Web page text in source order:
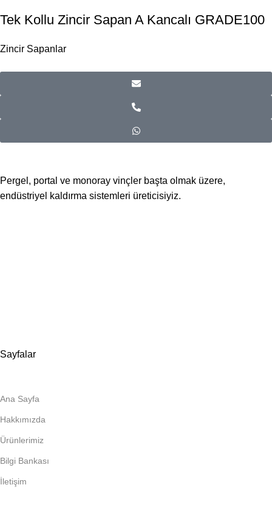
Tek Kollu Zincir Sapan A Kancalı GRADE100
Zincir Sapanlar
Pergel, portal ve monoray vinçler başta olmak üzere,
endüstriyel kaldırma sistemleri üreticisiyiz.
Sayfalar
Ana Sayfa
Hakkımızda
Ürünlerimiz
Bilgi Bankası
İletişim